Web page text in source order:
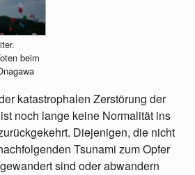
beim
katastrophalen Zerstörung der
noch lange keine Normalität ins
Diejenigen, die nicht
Tsunami zum Opfer
sind oder abwandern